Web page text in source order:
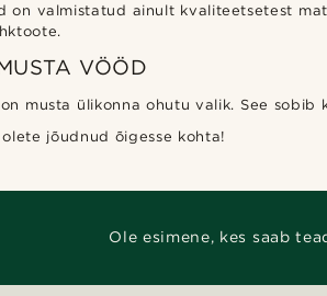
on valmistatud ainult kvaliteetsetest
VÖÖD
musta ülikonna ohutu valik. See
jõudnud õigesse kohta!
Ole esimene, kes saab